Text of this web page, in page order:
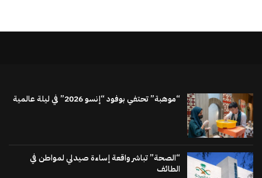
“موهبة” تحتفي بوفود “إنسو 2026” في ليلة عالمية
“الصحة” تباشر واقعة إساءة صيدلي لمواطن في
الطائف